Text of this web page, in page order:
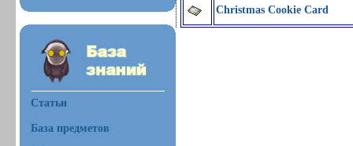
Статьи
База предметов
Christmas Cookie Card